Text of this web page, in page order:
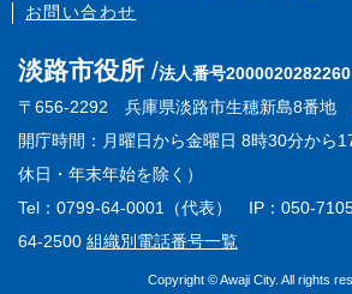
お問い合わせ
淡路市役所
法人番号2000020282260
〒656-2292 兵庫県淡路市生穂新島8番地
開庁時間：月曜日から金曜日 8時30分から
休日・年末年始を除く）
Tel：0799-64-0001（代表） IP：050-
64-2500 組織別電話番号一覧
Copyright © Awaji City. All rights